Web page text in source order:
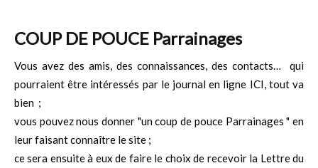
COUP DE POUCE Parrainages
Vous avez des amis, des connaissances, des contacts… qui
pourraient être intéressés par le journal en ligne ICI, tout va
bien ;
vous pouvez nous donner "un coup de pouce Parrainages " en
leur faisant connaître le site ;
ce sera ensuite à eux de faire le choix de recevoir la Lettre du